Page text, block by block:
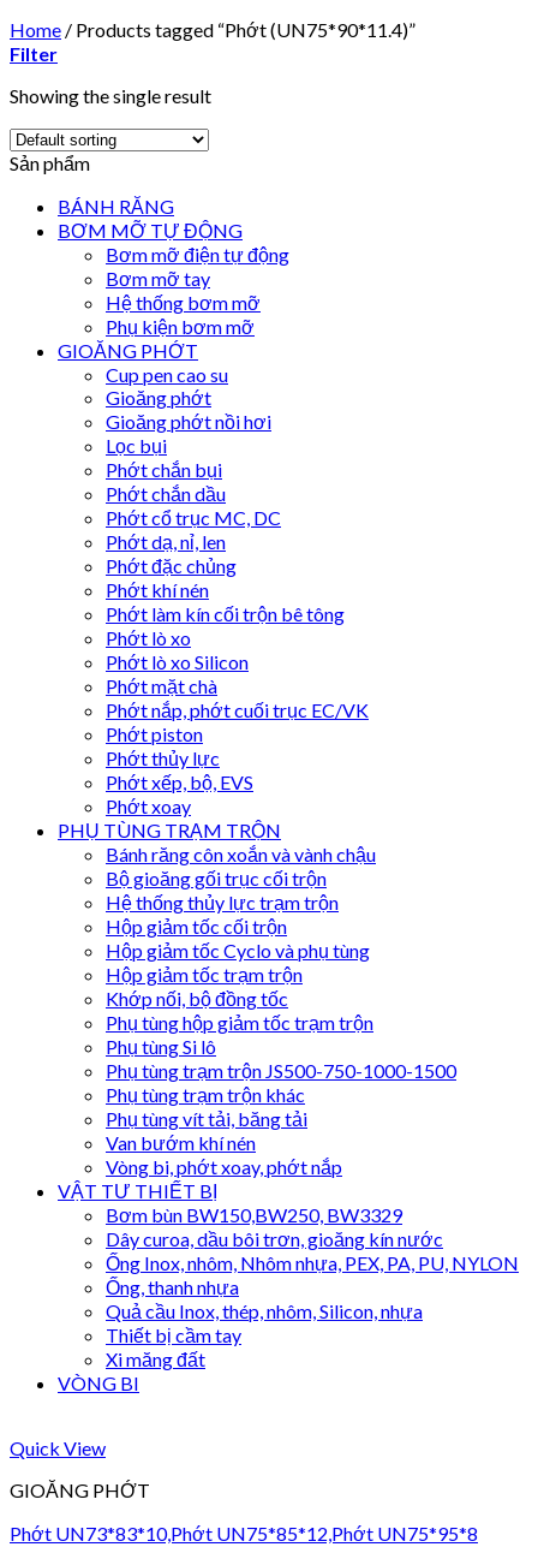
Home / Products tagged “Phớt (UN75*90*11.4)”
Filter
Showing the single result
Sản phẩm
BÁNH RĂNG
BƠM MỠ TỰ ĐỘNG
Bơm mỡ điện tự động
Bơm mỡ tay
Hệ thống bơm mỡ
Phụ kiện bơm mỡ
GIOĂNG PHỚT
Cup pen cao su
Gioăng phớt
Gioăng phớt nồi hơi
Lọc bụi
Phớt chắn bụi
Phớt chắn dầu
Phớt cổ trục MC, DC
Phớt dạ, nỉ, len
Phớt đặc chủng
Phớt khí nén
Phớt làm kín cối trộn bê tông
Phớt lò xo
Phớt lò xo Silicon
Phớt mặt chà
Phớt nắp, phớt cuối trục EC/VK
Phớt piston
Phớt thủy lực
Phớt xếp, bộ, EVS
Phớt xoay
PHỤ TÙNG TRẠM TRỘN
Bánh răng côn xoắn và vành chậu
Bộ gioăng gối trục cối trộn
Hệ thống thủy lực trạm trộn
Hộp giảm tốc cối trộn
Hộp giảm tốc Cyclo và phụ tùng
Hộp giảm tốc trạm trộn
Khớp nối, bộ đồng tốc
Phụ tùng hộp giảm tốc trạm trộn
Phụ tùng Si lô
Phụ tùng trạm trộn JS500-750-1000-1500
Phụ tùng trạm trộn khác
Phụ tùng vít tải, băng tải
Van bướm khí nén
Vòng bi, phớt xoay, phớt nắp
VẬT TƯ THIẾT BỊ
Bơm bùn BW150,BW250, BW3329
Dây curoa, dầu bôi trơn, gioăng kín nước
Ống Inox, nhôm, Nhôm nhựa, PEX, PA, PU, NYLON
Ống, thanh nhựa
Quả cầu Inox, thép, nhôm, Silicon, nhựa
Thiết bị cầm tay
Xi măng đất
VÒNG BI
Quick View
GIOĂNG PHỚT
Phớt UN73*83*10,Phớt UN75*85*12,Phớt UN75*95*8